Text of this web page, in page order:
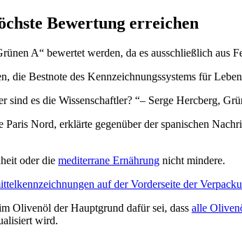
Bewertung erreichen
A“ bewertet werden, da es ausschließlich aus
Bestnote des Kennzeichnungssystems für
sind es die Wissenschaftler?
– Serge Hercberg,
Nord, erklärte gegenüber der spanischen
oder die mediterrane Ernährung nicht mindere.
auf der Vorderseite der
Olivenöl der Hauptgrund dafür sei, dass alle
wird.